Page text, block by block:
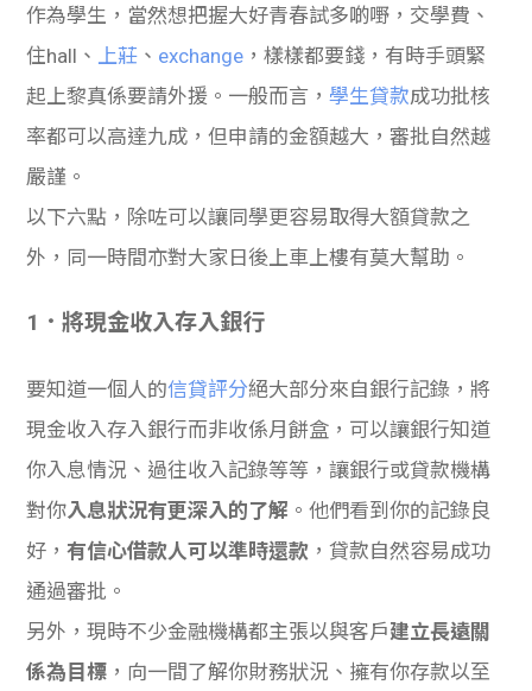
貸款
計數
理財
Gui
學生
作為學生，當然想把握大好青春試多啲嘢，交學費、
住hall、 上莊 、 exchange ，樣樣都要錢，有時手頭緊
起上黎真係要請外援。一般而言，學生貸款成功批核
率都可以高達九成，但申請的金額越大，審批自然越
嚴謹。
以下六點，除咗可以讓同學更容易取得大額貸款之
外，同一時間亦對大家日後上車上樓有莫大幫助。
1．將現金收入存入銀行
要知道一個人的信貸評分絕大部分來自銀行記錄，將
現金收入存入銀行而非收係月餅盒，可以讓銀行知道
你入息情況、過往收入記錄等等，讓銀行或貸款機構
對你入息狀況有更深入的了解 。他們看到你的記錄良
好，有信心借款人可以準時還款 ，貸款自然容易成功
通過審批。
另外，現時不少金融機構都主張以與客戶建立長遠關
係為目標 ，向一間了解你財務狀況、擁有你存款以至